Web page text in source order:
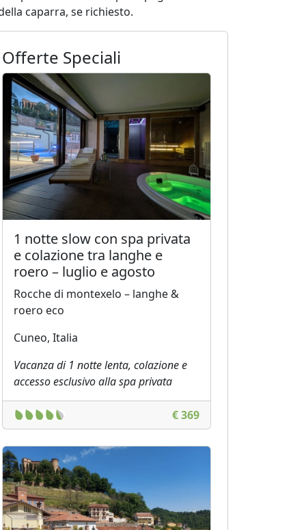
caparra, se richiesto.
Offerte Speciali
1 notte slow con spa privata
e colazione tra langhe e
roero – luglio e agosto
Rocche di montexelo – langhe &
roero eco
Cuneo, Italia
Vacanza di 1 notte lenta, colazione e
accesso esclusivo alla spa privata
€ 369